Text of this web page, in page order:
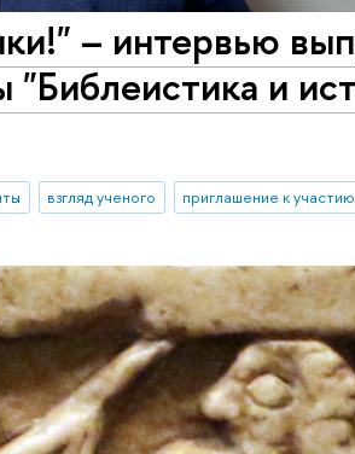
– интервью
и
взгляд ученого приглашение к участию